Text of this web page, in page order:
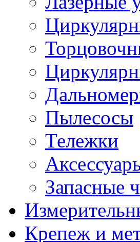
Пылесосы
Тележки
Запасные
Крепеж и